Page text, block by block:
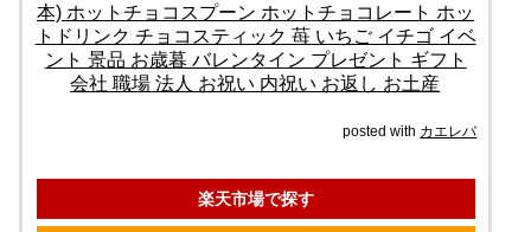
本) ホットチョコスプーン ホットチョコレート ホッ
トドリンク チョコスティック 苺 いちご イチゴ イベ
ント 景品 お歳暮 バレンタイン プレゼント ギフト
会社 職場 法人 お祝い 内祝い お返し お土産
posted with カエレバ
楽天市場で探す